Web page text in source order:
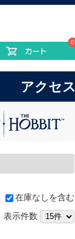
0
アクセス
在庫なしを含む
表示件数